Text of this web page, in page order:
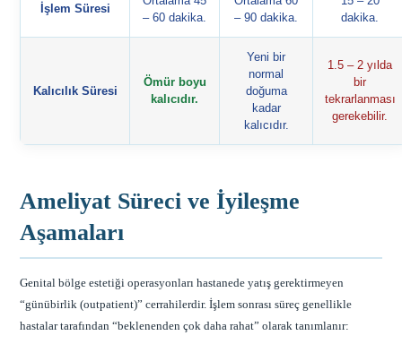
İşlem Süresi
– 60 dakika.
– 90 dakika.
dakika.
Kalıcılık Süresi
Ömür boyu
kalıcıdır.
Yeni bir
normal
doğuma
kadar
kalıcıdır.
1.5 – 2 yılda
bir
tekrarlanması
gerekebilir.
Ameliyat Süreci ve İyileşme
Aşamaları
Genital bölge estetiği operasyonları hastanede yatış gerektirmeyen
“günübirlik (outpatient)” cerrahilerdir. İşlem sonrası süreç genellikle
hastalar tarafından “beklenenden çok daha rahat” olarak tanımlanır: